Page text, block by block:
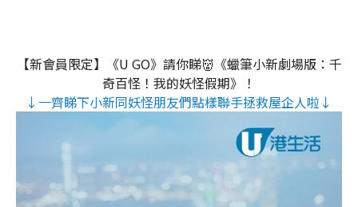
【新會員限定】《U GO》請你睇👹《蠟筆小新劇場版：千
奇百怪！我的妖怪假期》！
↓一齊睇下小新同妖怪朋友們點樣聯手拯救屋企人啦↓